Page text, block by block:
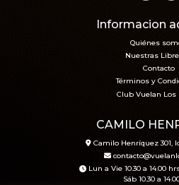
Informacion
Quiénes
Nuestras
Contacto
Términos y
Club Vuelan Los
CAMILO
Camilo Henríquez 301,
Lun a Vie 10.30 a 14.00
Sáb 10.30 a